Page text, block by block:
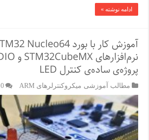
ادامه نوشته »
پروژه‌ی ساده‌ی کنترل LED
مطالب آموزشی میکروکنترلرهای ARM 0